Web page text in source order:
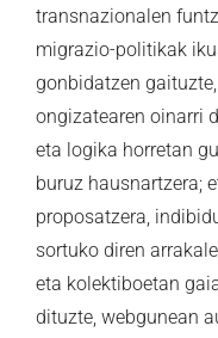
transnazionalen
migrazio-politikak
gonbidatzen
ongizatearen oinarri
eta logika horretan
buruz hausnartzera;
proposatzera,
sortuko diren
eta kolektiboetan
dituzte, webgunean